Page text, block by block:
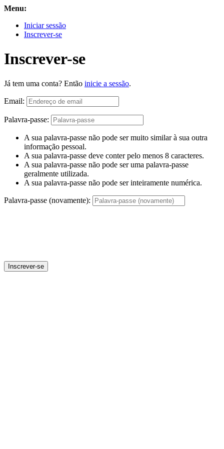
Menu:
Iniciar sessão
Inscrever-se
Inscrever-se
Já tem uma conta? Então inicie a sessão.
Email:
Palavra-passe:
A sua palavra-passe não pode ser muito similar à sua outra
informação pessoal.
A sua palavra-passe deve conter pelo menos 8 caracteres.
A sua palavra-passe não pode ser uma palavra-passe
geralmente utilizada.
A sua palavra-passe não pode ser inteiramente numérica.
Palavra-passe (novamente):
Inscrever-se